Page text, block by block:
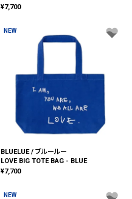
¥7,700
NEW
BLUELUE / ブルールー
LOVE BIG TOTE BAG - BLUE
¥7,700
NEW